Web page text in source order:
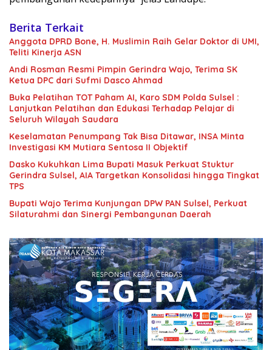
Berita Terkait
Anggota DPRD Bone, H. Muslimin Raih Gelar Doktor di UMI,
Teliti Kinerja ASN
Andi Rosman Resmi Pimpin Gerindra Wajo, Terima SK
Ketua DPC dari Sufmi Dasco Ahmad
Buka Pelatihan TOT Paham AI, Karo SDM Polda Sulsel :
Lanjutkan Pelatihan dan Edukasi Terhadap Pelajar di
Seluruh Wilayah Saudara
Keselamatan Penumpang Tak Bisa Ditawar, INSA Minta
Investigasi KM Mutiara Sentosa II Objektif
Dasko Kukuhkan Lima Bupati Masuk Perkuat Stuktur
Gerindra Sulsel, AIA Targetkan Konsolidasi hingga Tingkat
TPS
Bupati Wajo Terima Kunjungan DPW PAN Sulsel, Perkuat
Silaturahmi dan Sinergi Pembangunan Daerah